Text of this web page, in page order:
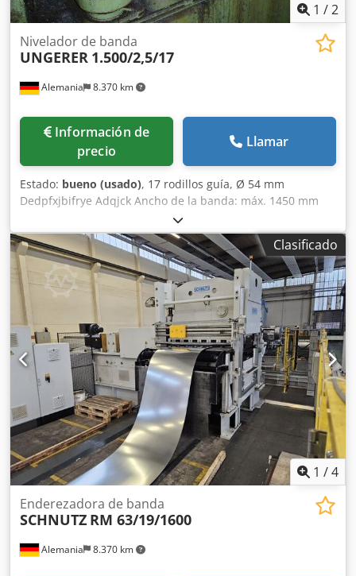
1 /2
Alemania 8.370 km
Nivelador de banda
UNGERER 1.500/2,5/17
Información de
precio
Llamar
Estado: bueno (usado), 17 rodillos guía, Ø 54 mm
Dedpfxjbifrye Adqjck Ancho de la banda: máx. 1450 mm
Grosor de la banda: máx. 2,5 mm
Clasificado
1 /4
Alemania 8.370 km
Enderezadora de banda
SCHNUTZ RM 63/19/1600